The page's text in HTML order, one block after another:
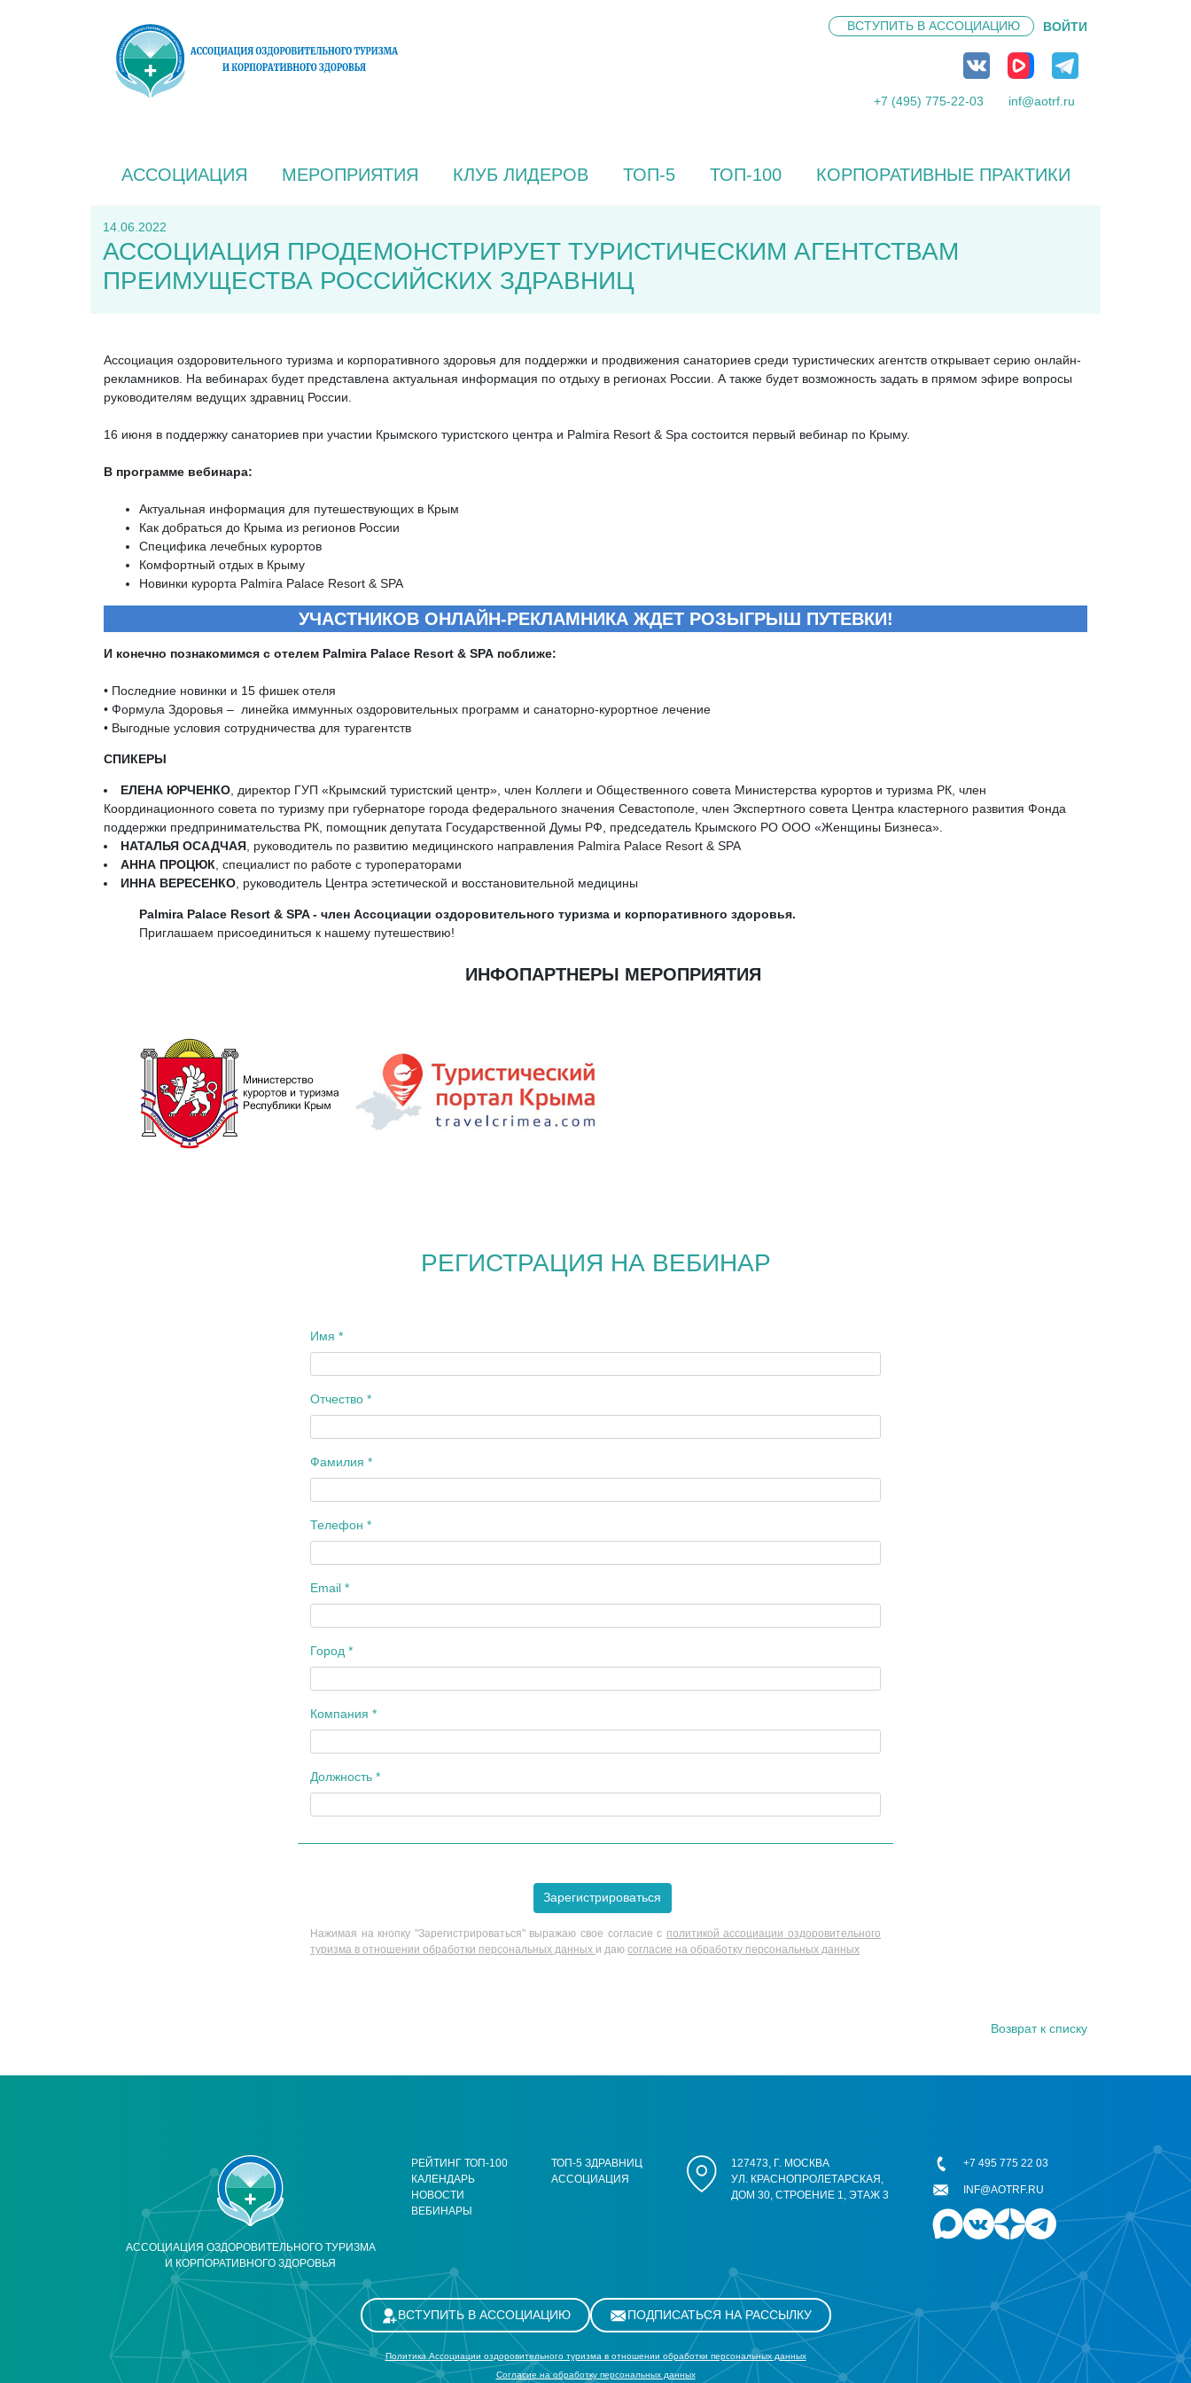
ВСТУПИТЬ В АССОЦИАЦИЮ ВОЙТИ
+7 (495) 775-22-03 inf@aotrf.ru
АССОЦИАЦИЯ МЕРОПРИЯТИЯ КЛУБ ЛИДЕРОВ ТОП-5 ТОП-100 КОРПОРАТИВНЫЕ ПРАКТИКИ
14.06.2022
АССОЦИАЦИЯ ПРОДЕМОНСТРИРУЕТ ТУРИСТИЧЕСКИМ АГЕНТСТВАМ
ПРЕИМУЩЕСТВА РОССИЙСКИХ ЗДРАВНИЦ
Ассоциация оздоровительного туризма и корпоративного здоровья для поддержки и продвижения санаториев среди туристических агентств открывает серию онлайн-
рекламников. На вебинарах будет представлена актуальная информация по отдыху в регионах России. А также будет возможность задать в прямом эфире вопросы
руководителям ведущих здравниц России.
16 июня в поддержку санаториев при участии Крымского туристского центра и Palmira Resort & Spa состоится первый вебинар по Крыму.
В программе вебинара:
Актуальная информация для путешествующих в Крым
Как добраться до Крыма из регионов России
Специфика лечебных курортов
Комфортный отдых в Крыму
Новинки курорта Palmira Palace Resort & SPA
УЧАСТНИКОВ ОНЛАЙН-РЕКЛАМНИКА ЖДЕТ РОЗЫГРЫШ ПУТЕВКИ!
И конечно познакомимся с отелем Palmira Palace Resort & SPA поближе:
• Последние новинки и 15 фишек отеля
• Формула Здоровья – линейка иммунных оздоровительных программ и санаторно-курортное лечение
• Выгодные условия сотрудничества для турагентств
СПИКЕРЫ
ЕЛЕНА ЮРЧЕНКО , директор ГУП «Крымский туристский центр», член Коллеги и Общественного совета Министерства курортов и туризма РК, член
Координационного совета по туризму при губернаторе города федерального значения Севастополе, член Экспертного совета Центра кластерного развития Фонда
поддержки предпринимательства РК, помощник депутата Государственной Думы РФ, председатель Крымского РО ООО «Женщины Бизнеса».
НАТАЛЬЯ ОСАДЧАЯ , руководитель по развитию медицинского направления Palmira Palace Resort & SPA
АННА ПРОЦЮК , специалист по работе с туроператорами
ИННА ВЕРЕСЕНКО , руководитель Центра эстетической и восстановительной медицины
Palmira Palace Resort & SPA - член Ассоциации оздоровительного туризма и корпоративного здоровья.
Приглашаем присоединиться к нашему путешествию!
ИНФОПАРТНЕРЫ МЕРОПРИЯТИЯ
РЕГИСТРАЦИЯ НА ВЕБИНАР
Имя *
Отчество *
Фамилия *
Телефон *
Email *
Город *
Компания *
Должность *
Зарегистрироваться
Нажимая на кнопку "Зарегистрироваться" выражаю свое согласие с политикой ассоциации оздоровительного
туризма в отношении обработки персональных данных и даю согласие на обработку персональных данных
Возврат к списку
АССОЦИАЦИЯ ОЗДОРОВИТЕЛЬНОГО ТУРИЗМА
И КОРПОРАТИВНОГО ЗДОРОВЬЯ
РЕЙТИНГ ТОП-100
КАЛЕНДАРЬ
НОВОСТИ
ВЕБИНАРЫ
ТОП-5 ЗДРАВНИЦ
АССОЦИАЦИЯ
127473, Г. МОСКВА
УЛ. КРАСНОПРОЛЕТАРСКАЯ,
ДОМ 30, СТРОЕНИЕ 1, ЭТАЖ 3
+7 495 775 22 03
INF@AOTRF.RU
ВСТУПИТЬ В АССОЦИАЦИЮ ПОДПИСАТЬСЯ НА РАССЫЛКУ
Политика Ассоциации оздоровительного туризма в отношении обработки персональных данных
Cогласие на обработку персональных данных